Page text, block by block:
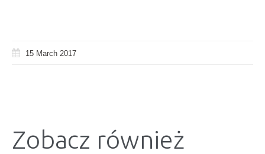
15 March 2017
Zobacz również